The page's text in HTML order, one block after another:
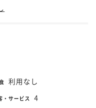
利用なし
・サービス 4